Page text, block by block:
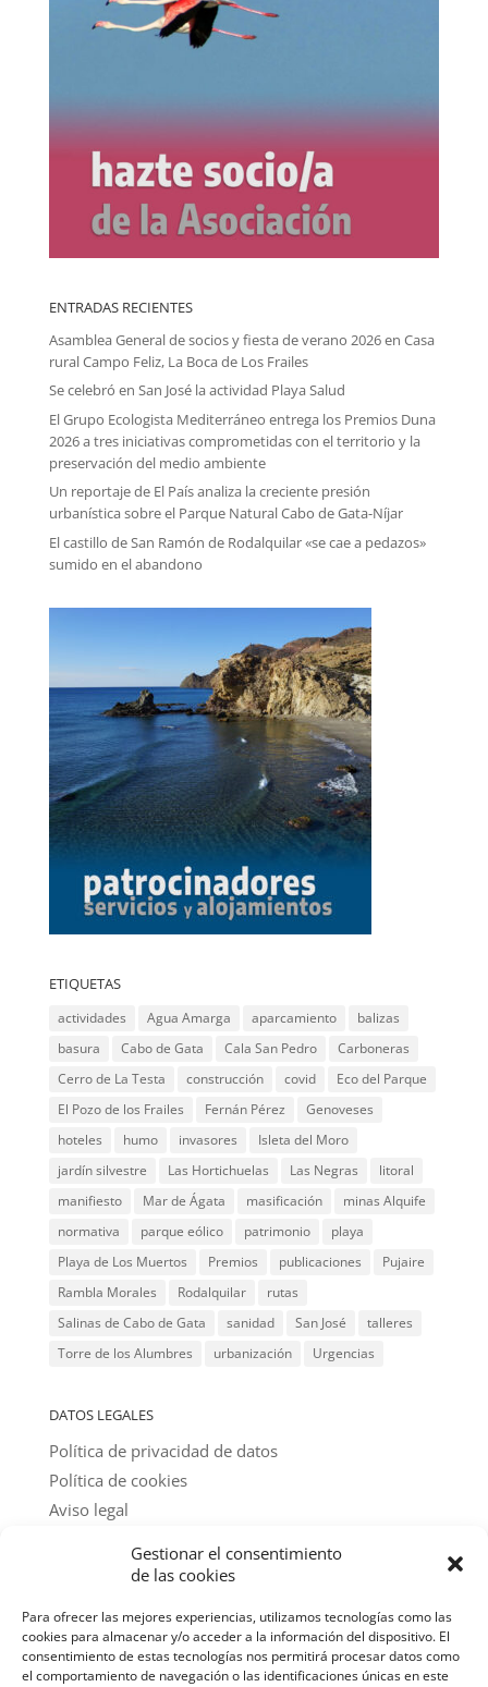
Gestionar el consentimiento
de las cookies
Para ofrecer las mejores experiencias, utilizamos tecnologías como las
cookies para almacenar y/o acceder a la información del dispositivo. El
consentimiento de estas tecnologías nos permitirá procesar datos como
el comportamiento de navegación o las identificaciones únicas en este
ENTRADAS RECIENTES
Asamblea General de socios y fiesta de verano 2026 en Casa
rural Campo Feliz, La Boca de Los Frailes
Se celebró en San José la actividad Playa Salud
El Grupo Ecologista Mediterráneo entrega los Premios Duna
2026 a tres iniciativas comprometidas con el territorio y la
preservación del medio ambiente
Un reportaje de El País analiza la creciente presión
urbanística sobre el Parque Natural Cabo de Gata-Níjar
El castillo de San Ramón de Rodalquilar «se cae a pedazos»
sumido en el abandono
ETIQUETAS
actividades Agua Amarga aparcamiento
balizas
basura
Cabo de Gata Cala San Pedro
Carboneras
Cerro de La Testa
construcción covid
Eco del Parque
El Pozo de los Frailes
Fernán Pérez
Genoveses
hoteles
humo invasores
Isleta del Moro
jardín silvestre
Las Hortichuelas Las Negras
litoral
manifiesto
Mar de Ágata masificación
minas Alquife
normativa
parque eólico patrimonio
playa
Playa de Los Muertos
Premios publicaciones
Pujaire
Rambla Morales
Rodalquilar
rutas
Salinas de Cabo de Gata
sanidad San José
talleres
Torre de los Alumbres
urbanización Urgencias
DATOS LEGALES
Política de privacidad de datos
Política de cookies
Aviso legal
@ textos y fotos: amigos del parque